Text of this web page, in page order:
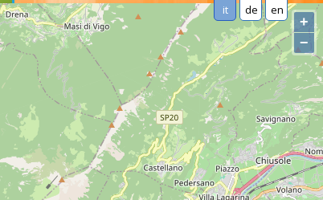
it de en
+
−